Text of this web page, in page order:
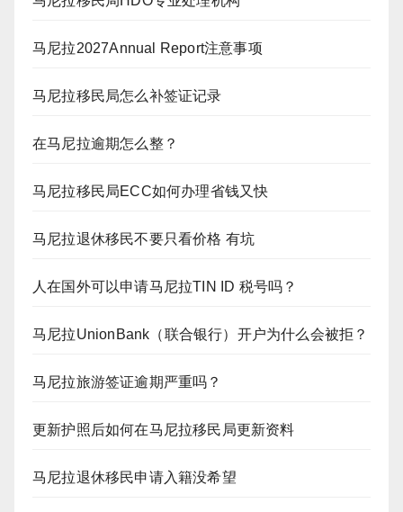
马尼拉2027Annual Report注意事项
马尼拉移民局怎么补签证记录
在马尼拉逾期怎么整？
马尼拉移民局ECC如何办理省钱又快
马尼拉退休移民不要只看价格 有坑
人在国外可以申请马尼拉TIN ID 税号吗？
马尼拉UnionBank（联合银行）开户为什么会被拒？
马尼拉旅游签证逾期严重吗？
更新护照后如何在马尼拉移民局更新资料
马尼拉退休移民申请入籍没希望